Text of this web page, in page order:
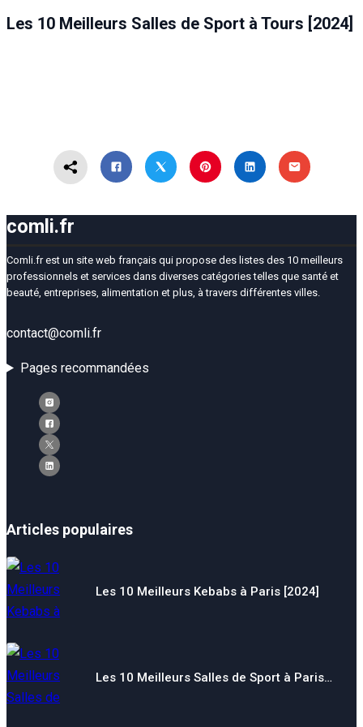
Les 10 Meilleurs Salles de Sport à Tours [2024]
comli.fr
Comli.fr est un site web français qui propose des listes des 10 meilleurs
professionnels et services dans diverses catégories telles que santé et
beauté, entreprises, alimentation et plus, à travers différentes villes.
contact@comli.fr
Pages recommandées
Articles populaires
Les 10 Meilleurs Kebabs à Paris [2024]
Les 10 Meilleurs Salles de Sport à Paris…